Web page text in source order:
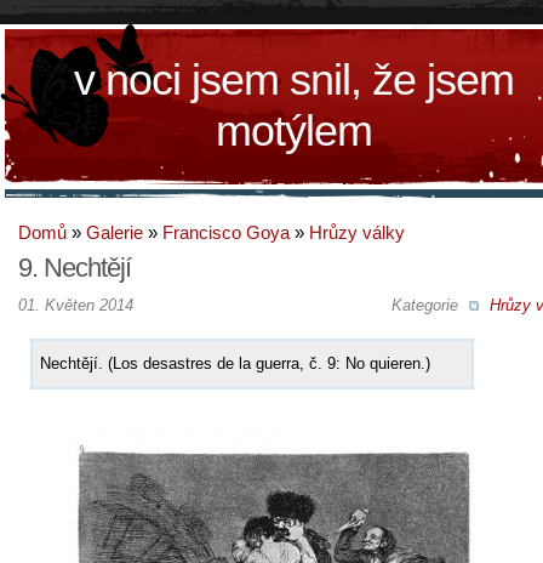
v noci jsem snil, že jsem
motýlem
Domů » Galerie » Francisco Goya » Hrůzy války
9. Nechtějí
Kategorie Hrůzy
01. Květen 2014
Nechtějí. (Los desastres de la guerra, č. 9: No quieren.)